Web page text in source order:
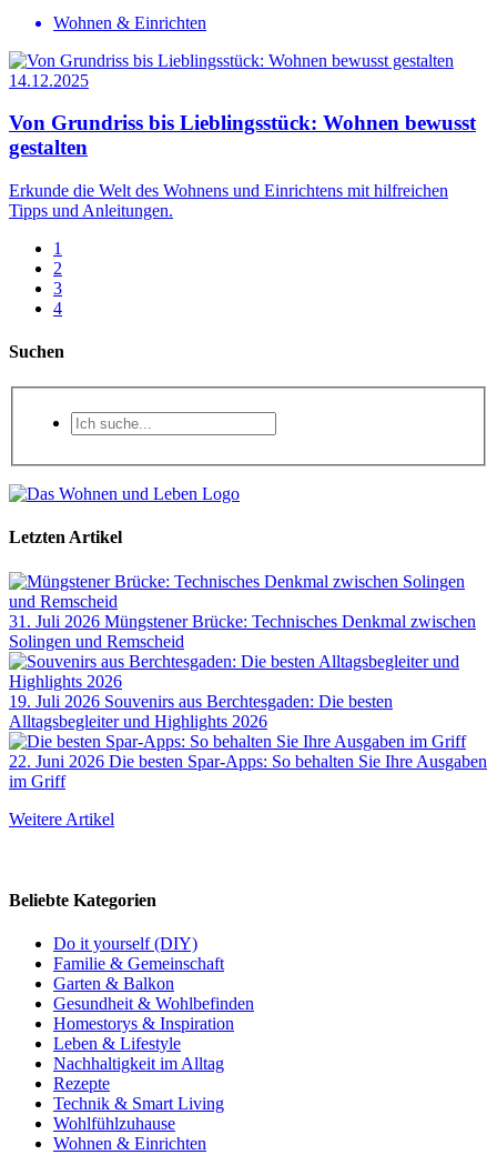
Wohnen & Einrichten
14.12.2025
Von Grundriss bis Lieblingsstück: Wohnen bewusst
gestalten
Erkunde die Welt des Wohnens und Einrichtens mit hilfreichen
Tipps und Anleitungen.
1
2
3
4
Suchen
Letzten Artikel
31. Juli 2026 Müngstener Brücke: Technisches Denkmal zwischen
Solingen und Remscheid
19. Juli 2026 Souvenirs aus Berchtesgaden: Die besten
Alltagsbegleiter und Highlights 2026
22. Juni 2026 Die besten Spar-Apps: So behalten Sie Ihre Ausgaben
im Griff
Weitere Artikel
Beliebte Kategorien
Do it yourself (DIY)
Familie & Gemeinschaft
Garten & Balkon
Gesundheit & Wohlbefinden
Homestorys & Inspiration
Leben & Lifestyle
Nachhaltigkeit im Alltag
Rezepte
Technik & Smart Living
Wohlfühlzuhause
Wohnen & Einrichten